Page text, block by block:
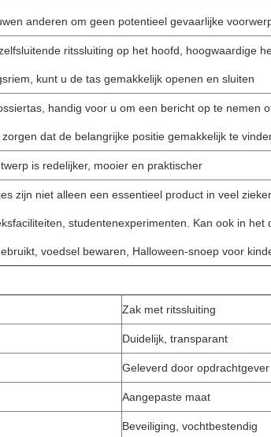
anderen om geen potentieel gevaarlijke
ritssluiting op het hoofd, hoogwaardige
kunt u de tas gemakkelijk openen en sluiten
handig voor u om een ​​bericht op te nemen
dat de belangrijke positie gemakkelijk te
is redelijker, mooier en praktischer
zijn niet alleen een essentieel product in veel
studentenexperimenten. Kan ook in het
voedsel bewaren, Halloween-snoep voor
Zak met ritssluiting
Duidelijk, transparant
Geleverd door opdrachtgever
Aangepaste maat
Beveiliging, vochtbestendig